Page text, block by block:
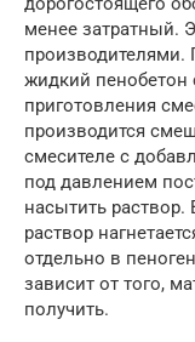
менее затратный.
производителями.
жидкий пенобетон
приготовления
производится
смесителе с
под давлением
насытить
раствор
отдельно в
зависит от того,
получить.